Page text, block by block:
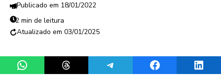
18/01/2022
2 min de leitura
03/01/2025
Share on WhatsAppShare on ThreadsShare on TelegramShare on Facebook